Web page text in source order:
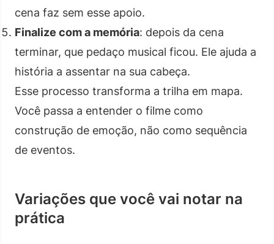
cena faz sem esse apoio.
Finalize com a memória: depois da cena
terminar, que pedaço musical ficou. Ele ajuda a
história a assentar na sua cabeça.
Esse processo transforma a trilha em mapa.
Você passa a entender o filme como
construção de emoção, não como sequência
de eventos.
Variações que você vai notar na
prática